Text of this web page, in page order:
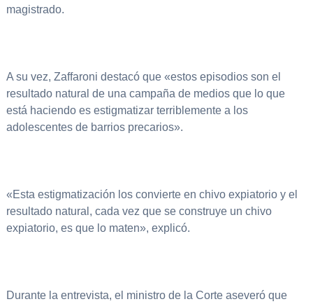
magistrado.
A su vez, Zaffaroni destacó que «estos episodios son el
resultado natural de una campaña de medios que lo que
está haciendo es estigmatizar terriblemente a los
adolescentes de barrios precarios».
«Esta estigmatización los convierte en chivo expiatorio y el
resultado natural, cada vez que se construye un chivo
expiatorio, es que lo maten», explicó.
Durante la entrevista, el ministro de la Corte aseveró que